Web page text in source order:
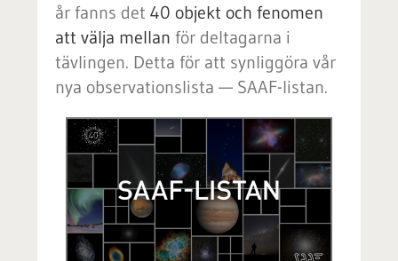
år fanns det 40 objekt och fenomen
att välja mellan för deltagarna i
tävlingen. Detta för att synliggöra vår
nya observationslista — SAAF-listan.